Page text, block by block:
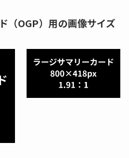
（OGP）用の画像サイズ